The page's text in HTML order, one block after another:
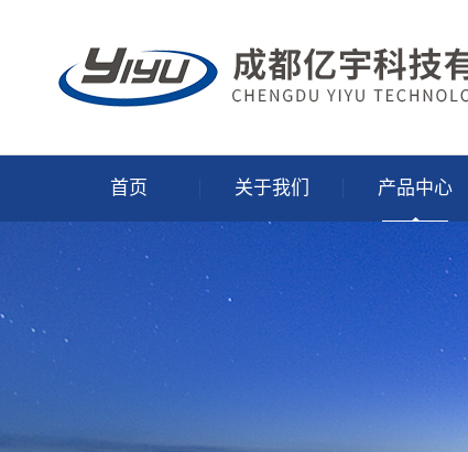
首页 关于我们 产品中心